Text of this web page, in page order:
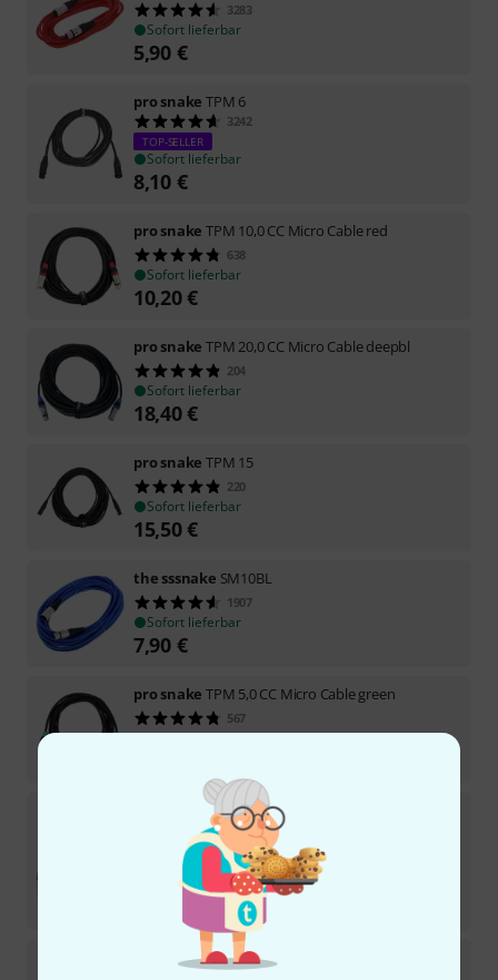
3283
Sofort lieferbar
5,90 €
pro snake TPM 6
3242
TOP-SELLER
Sofort lieferbar
8,10 €
pro snake TPM 10,0 CC Micro Cable red
638
Sofort lieferbar
10,20€
pro snake TPM 20,0 CC Micro Cable deepbl
204
Sofort lieferbar
18,40€
pro snake TPM 15
220
Sofort lieferbar
15,50€
the sssnake SM10BL
1907
Sofort lieferbar
7,90 €
pro snake TPM 5,0 CC Micro Cable green
567
Sofort lieferbar
CTM 1,5 FM-BK
219
Sofort lieferbar
15,50
UVP:21,18 €
the sssnakePC 20 Power Audio